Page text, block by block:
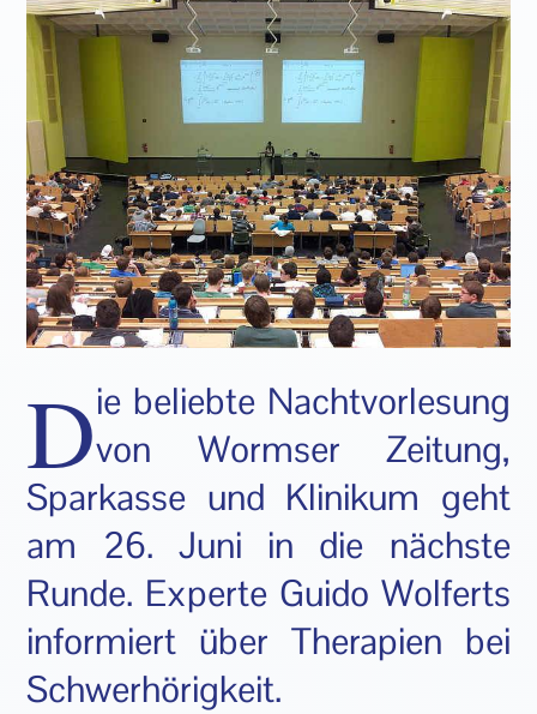
Die beliebte Nachtvorlesung
von Wormser Zeitung,
Sparkasse und Klinikum geht
am 26. Juni in die nächste
Runde. Experte Guido Wolferts
informiert über Therapien bei
Schwerhörigkeit.